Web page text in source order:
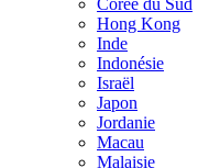
Corée du Sud
Hong Kong
Inde
Indonésie
Israël
Japon
Jordanie
Macau
Malaisie